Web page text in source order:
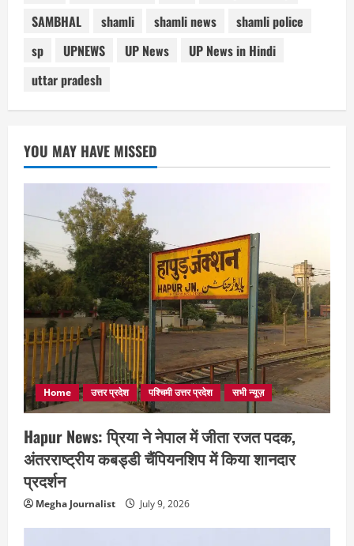
SAMBHAL
shamli shamli news
shamli police
sp
UPNEWS UP News
UP News in Hindi
uttar pradesh
YOU MAY HAVE MISSED
Home उत्तर प्रदेश पश्चिमी उत्तर प्रदेश सभी न्यूज़
Hapur News: प्रिया ने नेपाल में जीता रजत पदक,
अंतरराष्ट्रीय कबड्डी चैंपियनशिप में किया शानदार
प्रदर्शन
Megha Journalist July 9, 2026